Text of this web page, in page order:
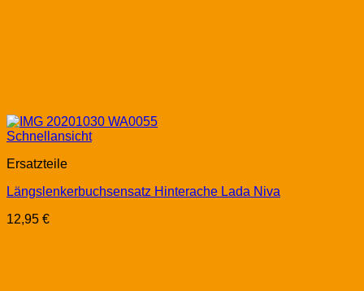
Schnellansicht
Ersatzteile
Längslenkerbuchsensatz Hinterache Lada Niva
12,95 €